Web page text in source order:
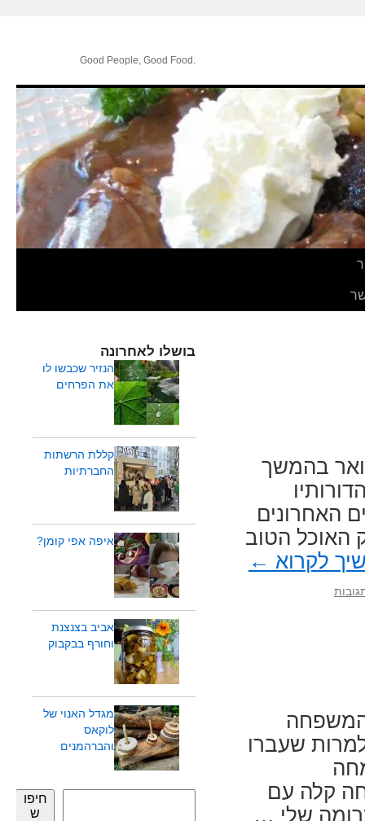
.Good People, Good Food
בהמשך
האחרונים
האוכל הטוב
לקרוא ←
המשפחה
שעברו
קלה עם
שלי …
בושלו לאחרונה
הנזיר שכבשו לו
את הפרחים
קללת הרשתות
החברתיות
איפה אפי קומן?
אביב בצנצנת
וחורף בבקבוק
מגדל האנוי של
לוקאס
והברהמנים
חיפו
ש